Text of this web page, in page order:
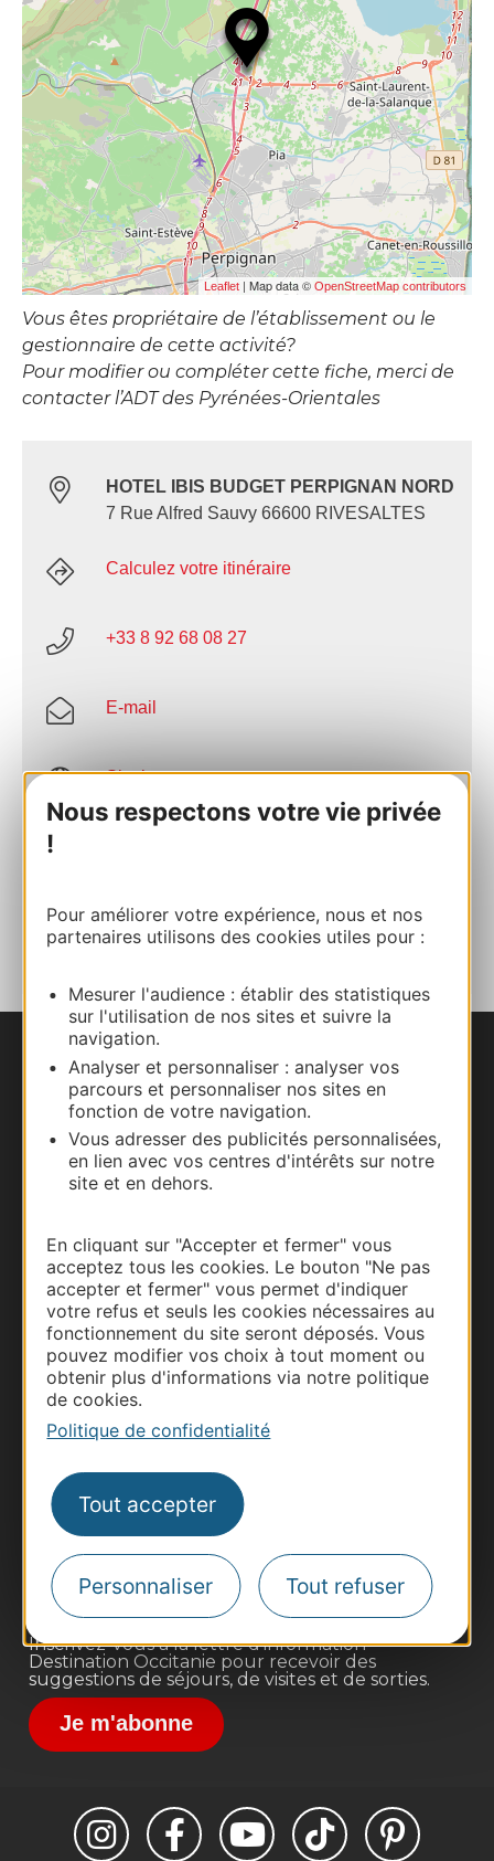
Nous respectons votre vie privée
!
Pour améliorer votre expérience, nous et nos
partenaires utilisons des cookies utiles pour :
Mesurer l'audience : établir des statistiques
sur l'utilisation de nos sites et suivre la
navigation.
Analyser et personnaliser : analyser vos
parcours et personnaliser nos sites en
fonction de votre navigation.
Vous adresser des publicités personnalisées,
en lien avec vos centres d'intérêts sur notre
site et en dehors.
En cliquant sur "Accepter et fermer" vous
acceptez tous les cookies. Le bouton "Ne pas
accepter et fermer" vous permet d'indiquer
votre refus et seuls les cookies nécessaires au
fonctionnement du site seront déposés. Vous
pouvez modifier vos choix à tout moment ou
obtenir plus d'informations via notre politique
de cookies.
Politique de confidentialité
Tout accepter
Personnaliser Tout refuser
Leaflet | Map data © OpenStreetMap contributors
Vous êtes propriétaire de l’établissement ou le
gestionnaire de cette activité?
Pour modifier ou compléter cette fiche, merci de
contacter l’ADT des Pyrénées-Orientales
HOTEL IBIS BUDGET PERPIGNAN NORD
7 Rue Alfred Sauvy 66600 RIVESALTES
Calculez votre itinéraire
+33 8 92 68 08 27
E-mail
Site internet
AJOUTER
AU CARNET
Nous contacter
Carte interactive
Documentation
Thermalisme
Business/Mice
Pros d'Occitanie
Site presse et d'influence
Voyagistes
Destination Sport
Inscrivez-vous à la lettre d'information
Destination Occitanie pour recevoir des
suggestions de séjours, de visites et de sorties.
Je m'abonne